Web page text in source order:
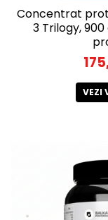
Concentrat
3 Trilogy,
VEZI